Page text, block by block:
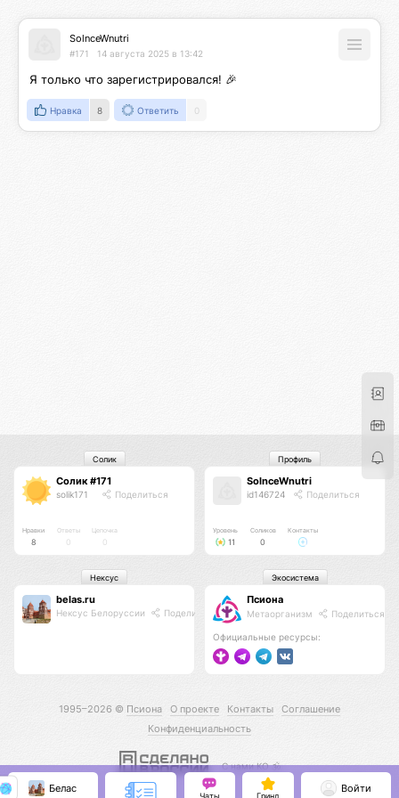
SolnceWnutri
#171 14 августа 2025 в 13:42
Я только что зарегистрировался! 🎉
Нравка 8 Ответить 0
Солик #171
solik171 Поделиться
Нравки
8
Ответы
0
Цепочка
0
Солик
SolnceWnutri
id146724 Поделиться
Уровень
11
Соликов
0
Контакты
Профиль
belas.ru
Нексус Белоруссии Поделиться
Нексус
Псиона
Метаорганизм Поделиться
Официальные ресурсы:
Экосистема
1995–2026 © Псиона О проекте Контакты
Соглашение
Конфиденциальность
С нами КО 🕉️
Белас
Чаты Гринд
Войти